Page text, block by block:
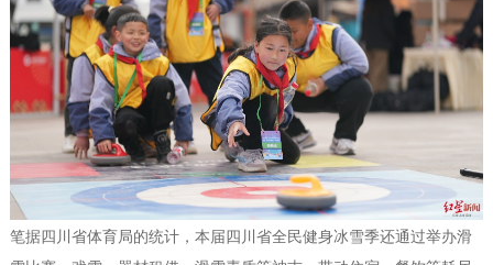
笔据四川省体育局的统计，本届四川省全民健身冰雪季还通过举办滑